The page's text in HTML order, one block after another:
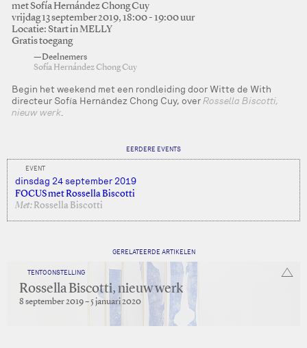
met Sofía Hernández Chong Cuy
vrijdag 13 september 2019, 18:00 - 19:00 uur
Locatie: Start in MELLY
Gratis toegang
—Deelnemers
Sofía Hernández Chong Cuy
Begin het weekend met een rondleiding door Witte de With
directeur Sofía Hernández Chong Cuy, overRossella Biscotti,
nieuw werk.
EERDERE EVENTS
EVENT
dinsdag 24 september 2019
FOCUS met Rossella Biscotti
Met: Rossella Biscotti
GERELATEERDE ARTIKELEN
TENTOONSTELLING
Rossella Biscotti, nieuw werk
8 september 2019 – 5 januari 2020